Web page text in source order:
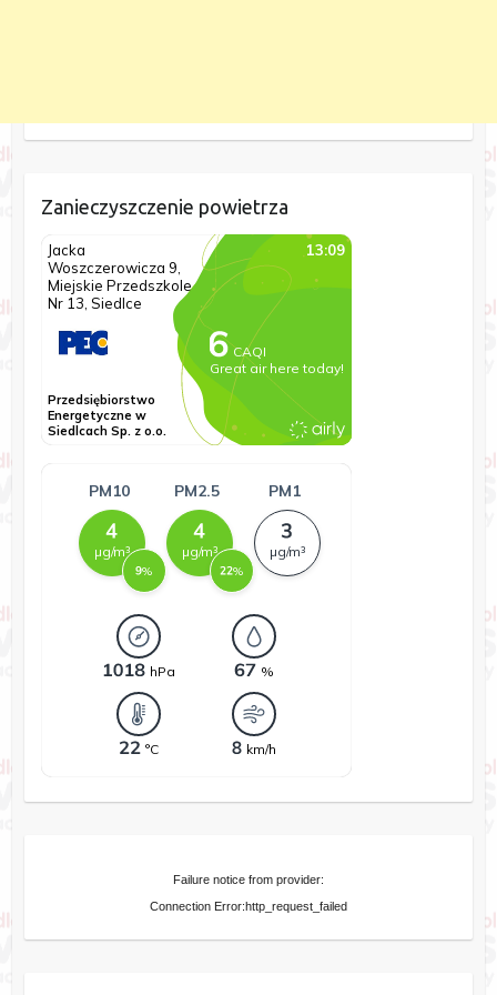
Zanieczyszczenie powietrza
Failure notice from provider:
Connection Error:http_request_failed